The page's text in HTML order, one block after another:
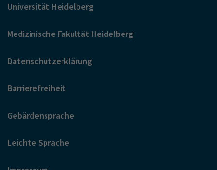
Universität Heidelberg
Medizinische Fakultät Heidelberg
Datenschutzerklärung
Barrierefreiheit
Gebärdensprache
Leichte Sprache